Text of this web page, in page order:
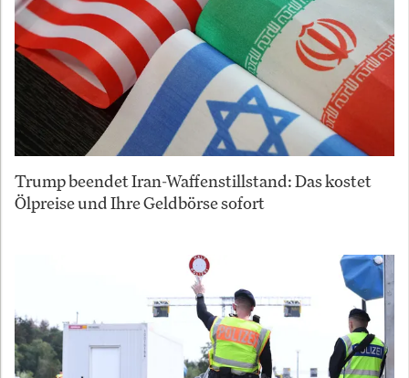
Trump beendet Iran-Waffenstillstand: Das kostet
Ölpreise und Ihre Geldbörse sofort